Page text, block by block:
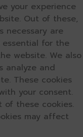
your experience
Out of these,
necessary are
for the
website. We also
analyze and
These cookies
your consent.
these cookies.
may affect